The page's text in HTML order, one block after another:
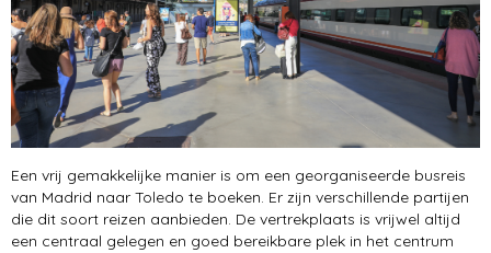
Een vrij gemakkelijke manier is om een georganiseerde busreis
van Madrid naar Toledo te boeken. Er zijn verschillende partijen
die dit soort reizen aanbieden. De vertrekplaats is vrijwel altijd
een centraal gelegen en goed bereikbare plek in het centrum